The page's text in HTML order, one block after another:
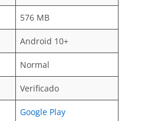
576 MB
Android 10+
Normal
Verificado
Google Play